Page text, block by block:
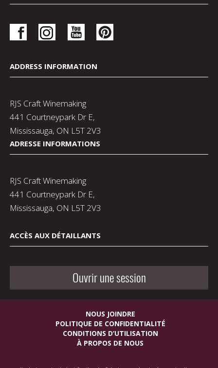
ADDRESS INFORMATION
RJS Craft Winemaking
441 Courtneypark Dr E,
Mississauga, ON L5T 2V3
ADRESSE INFORMATIONS
RJS Craft Winemaking
441 Courtneypark Dr E,
Mississauga, ON L5T 2V3
ACCÈS AUX DÉTAILLANTS
Ouvrir une session
NOUS JOINDRE
POLITIQUE DE CONFIDENTIALITÉ
CONDITIONS D’UTILISATION
À PROPOS DE NOUS